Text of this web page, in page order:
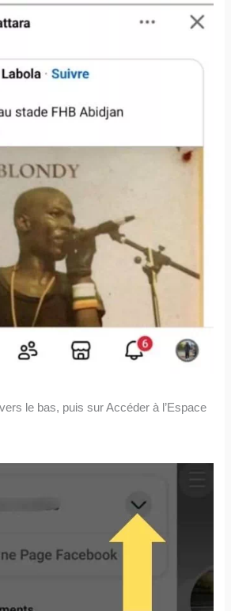
le bas, puis sur Accéder à l’Espace